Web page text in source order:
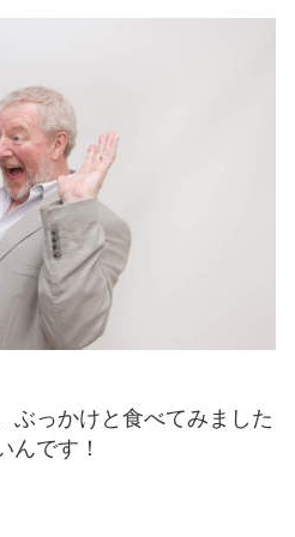
ぶっかけと食べてみました
んです！